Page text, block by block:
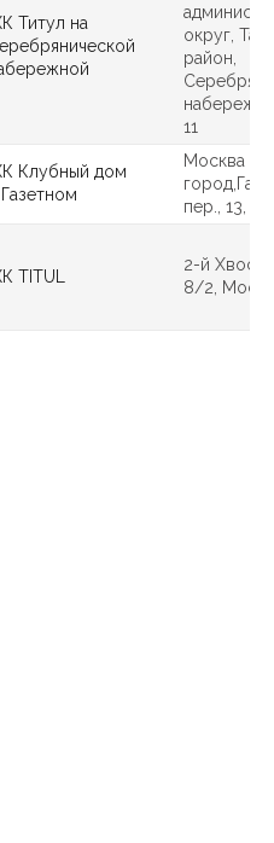
Титул на
округ,
район,
11
Клубный дом
Москва
пер., 13,
TITUL
2-й
8/2,